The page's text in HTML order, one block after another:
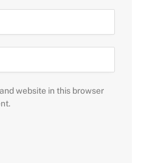
website in this browser